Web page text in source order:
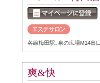
各線梅田駅､泉の広場M14出
爽&快